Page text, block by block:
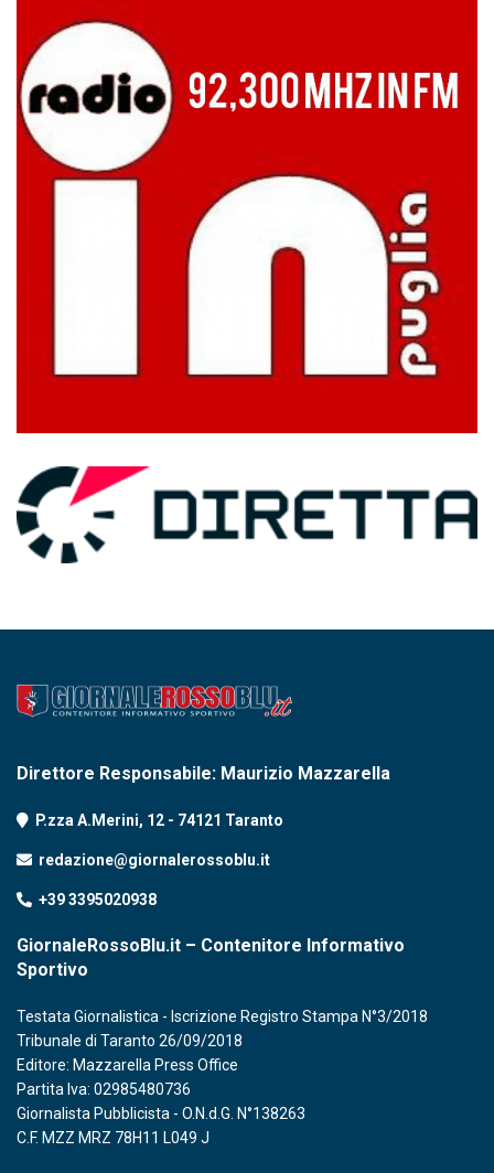
Direttore Responsabile: Maurizio Mazzarella
P.zza A.Merini, 12 - 74121 Taranto
redazione@giornalerossoblu.it
+39 3395020938
GiornaleRossoBlu.it – Contenitore Informativo
Sportivo
Testata Giornalistica - Iscrizione Registro Stampa N°3/2018
Tribunale di Taranto 26/09/2018
Editore: Mazzarella Press Office
Partita Iva: 02985480736
Giornalista Pubblicista - O.N.d.G. N°138263
C.F. MZZ MRZ 78H11 L049 J